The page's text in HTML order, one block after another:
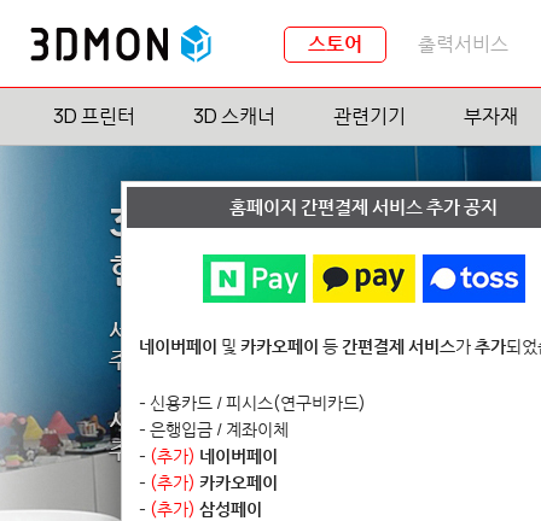
스토어 출력서비스
3D 프린터 3D 스캐너 관련기기 부자재
3D몬 쇼룸(Showroom)
현장 카드결제 가능
서울 지하철 8호선 문정역 10분 거리
주차가능 (2시간 무료)
시간: 평일 10~12pm, 1~5pm (방문 전 예약
주소: 서울 송파구 법원로11길 25
H비지니스파크 B동 512호
홈페이지 간편결제 서비스 추가 공지
네이버페이 및 카카오페이 등간편결제 서비스가추가되
- 신용카드 / 피시스(연구비카드)
- 은행입금 / 계좌이체
- (추가) 네이버페이
- (추가) 카카오페이
- (추가) 삼성페이